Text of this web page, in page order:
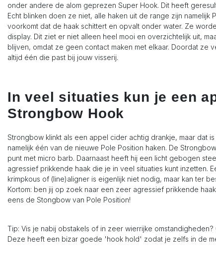
onder andere de alom geprezen Super Hook. Dit heeft
Echt blinken doen ze niet, alle haken uit de range zijn
voorkomt dat de haak schittert en opvalt onder water. Ze
display. Dit ziet er niet alleen heel mooi en overzichtelijk uit,
blijven, omdat ze geen contact maken met elkaar. Doordat ze
altijd één die past bij jouw visserij.
In veel situaties kun je een
Strongbow Hook
Strongbow klinkt als een appel cider achtig drankje, maar dat
namelijk één van de nieuwe Pole Position haken. De
punt met micro barb. Daarnaast heeft hij een licht gebogen
agressief prikkende haak die je in veel situaties kunt inzetten.
krimpkous of (line)aligner is eigenlijk niet nodig, maar kan ter
Kortom: ben jij op zoek naar een zeer agressief prikkende
eens de Stongbow van Pole Position!
Tip: Vis je nabij obstakels of in zeer wierrijke
Deze heeft een bizar goede 'hook hold' zodat je zelfs in de